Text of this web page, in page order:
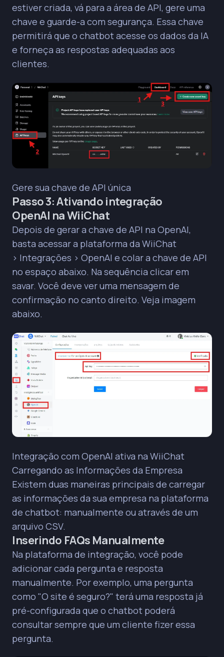
estiver criada, vá para a área de API, gere uma
chave e guarde-a com segurança. Essa chave
permitirá que o chatbot acesse os dados da IA
e forneça as respostas adequadas aos
clientes.
Gere sua chave de API única
Passo 3: Ativando integração
OpenAI na WiiChat
Depois de gerar a chave de API na OpenAI,
basta acessar a plataforma da WiiChat
> Integrações > OpenAI e colar a chave de API
no espaço abaixo. Na sequência clicar em
savar. Você deve ver uma mensagem de
confirmação no canto direito. Veja imagem
abaixo.
Integração com OpenAI ativa na WiiChat
Carregando as Informações da Empresa
Existem duas maneiras principais de carregar
as informações da sua empresa na plataforma
de chatbot: manualmente ou através de um
arquivo CSV.
Inserindo FAQs Manualmente
Na plataforma de integração, você pode
adicionar cada pergunta e resposta
manualmente. Por exemplo, uma pergunta
como "O site é seguro?" terá uma resposta já
pré-configurada que o chatbot poderá
consultar sempre que um cliente fizer essa
pergunta.